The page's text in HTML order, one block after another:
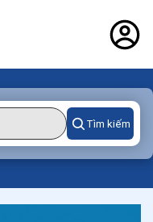
Tìm kiếm